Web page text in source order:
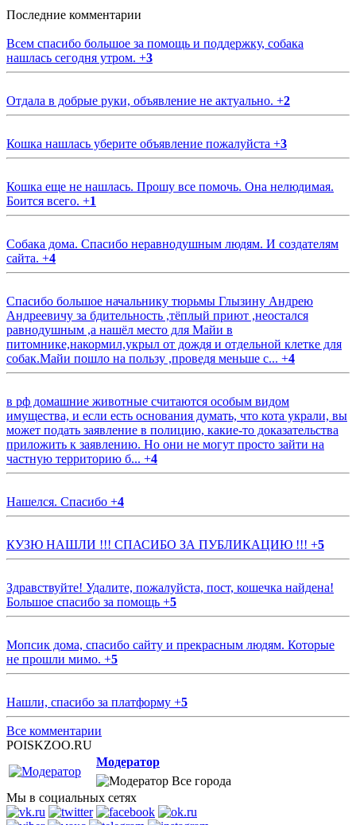
Последние комментарии
Всем спасибо большое за помощь и поддержку, собака
нашлась сегодня утром. +3
Отдала в добрые руки, объявление не актуально. +2
Кошка нашлась уберите объявление пожалуйста +3
Кошка еще не нашлась. Прошу все помочь. Она нелюдимая.
Боится всего. +1
Собака дома. Спасибо неравнодушным людям. И создателям
сайта. +4
Спасибо большое начальнику тюрьмы Глызину Андрею
Андреевичу за бдительность ,тёплый приют ,неостался
равнодушным ,а нашёл место для Майи в
питомнике,накормил,укрыл от дождя и отдельной клетке для
собак.Майи пошло на пользу ,проведя меньше с... +4
в рф домашние животные считаются особым видом
имущества, и если есть основания думать, что кота украли, вы
может подать заявление в полицию, какие-то доказательства
приложить к заявлению. Но они не могут просто зайти на
частную территорию б... +4
Нашелся. Спасибо +4
КУЗЮ НАШЛИ !!! СПАСИБО ЗА ПУБЛИКАЦИЮ !!! +5
Здравствуйте! Удалите, пожалуйста, пост, кошечка найдена!
Большое спасибо за помощь +5
Мопсик дома, спасибо сайту и прекрасным людям. Которые
не прошли мимо. +5
Нашли, спасибо за платформу +5
Все комментарии
POISKZOO.RU
Модератор
Все города
Мы в социальных сетях